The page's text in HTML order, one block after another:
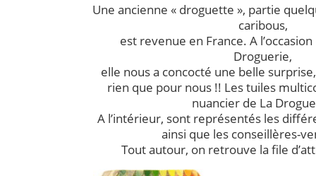
Une ancienne « droguette », partie
caribous,
est revenue en France. A
Droguerie,
elle nous a concocté une belle
rien que pour nous !! Les tuiles
nuancier de La
A l’intérieur, sont représentés les
ainsi que les conseillères-
Tout autour, on retrouve la file